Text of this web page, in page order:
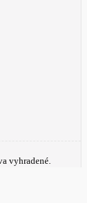
vyhradené.